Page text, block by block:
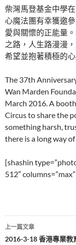
柴灣馬登基金中學
心魔法團有幸獲邀
愛與關懷的正能量
之路，人生路漫漫
希望並抱著積極的
The 37th
Wan Marden
March 2016. A
Circus to share the
something harsh,
there is a long way
[shashin
512″
文
章
上一篇文章
2016-3-18 香港專業教